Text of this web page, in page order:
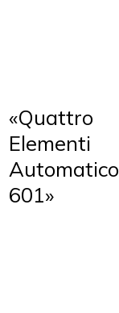
«Quattro
Elementi
Automatico
601»